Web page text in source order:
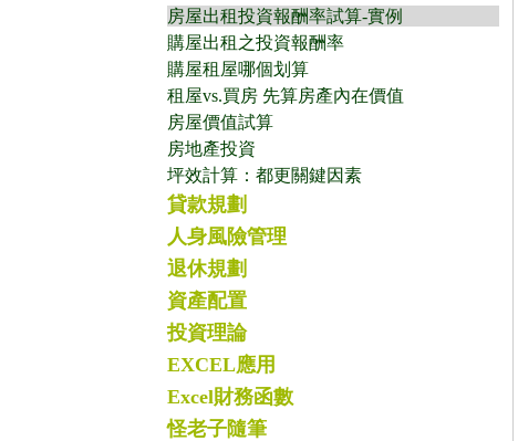
房屋出租投資報酬率試算-實例
購屋出租之投資報酬率
購屋租屋哪個划算
租屋vs.買房 先算房產內在價值
房屋價值試算
房地產投資
坪效計算：都更關鍵因素
貸款規劃
人身風險管理
退休規劃
資產配置
投資理論
EXCEL應用
Excel財務函數
怪老子隨筆